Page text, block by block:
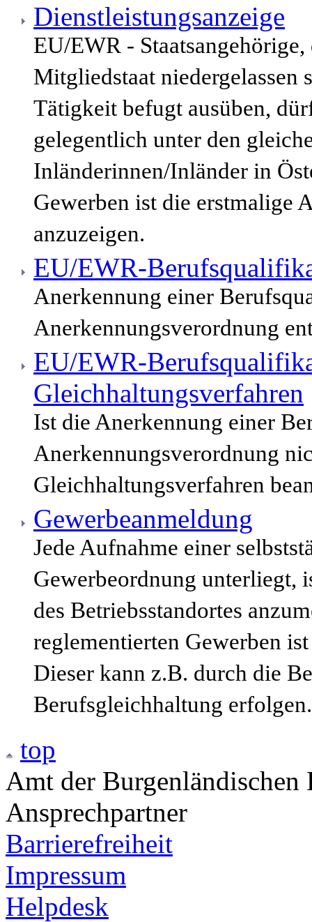
Dienstleistungsanzeige
EU/EWR -
Mitgliedstaat
Tätigkeit befugt ausüben,
gelegentlich unter den
Inländerinnen/Inländer in
Gewerben ist die erstmalige
anzuzeigen.
EU/EWR-
Anerkennung einer
Anerkennungsverordnung
EU/EWR-
Gleichhaltungsverfahren
Ist die Anerkennung einer
Anerkennungsverordnung
Gleichhaltungsverfahren
Gewerbeanmeldung
Jede Aufnahme einer
Gewerbeordnung unterliegt,
des Betriebsstandortes
reglementierten Gewerben
Dieser kann z.B. durch die
Berufsgleichhaltung erfolgen.
top
Amt der
Ansprechpartner
Barrierefreiheit
Impressum
Helpdesk